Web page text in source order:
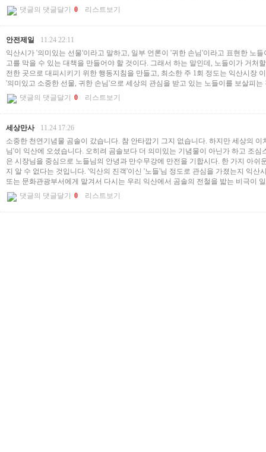
댓글의 댓글달기
0 리스트보기
안전제일
11.24 22:11
익산시가 '의미있는 선물'이라고 말하고, 일부 언론이 '귀한 손님'이라고 표현한 노
고를 막을 수 있는 대책을 만들어야 할 것이다. 그래서 하는 말인데, 노들이가 거
전한 곳으로 대피시키기 위한 행동지침을 만들고, 최소한 주 1회 정도는 익산시장
'의미있고 소중한 선물, 귀한 손님'으로 세상의 관심을 받고 있는 노들이를 보살피
댓글의 댓글달기
0 리스트보기
세상만사
11.24 17:26
소중한 천연기념물 곰솔이 갔습니다. 참 안타깝기 그지 없습니다. 하지만 세상의
님'이 익산에 오셨습니다. 오히려 곰솔보다 더 의미있는 기념물이 아닌가 하고 조
은 시장님을 중심으로 노들님의 안녕과 만수무강에 만전을 기합시다. 한 가지 아
지 알 수 없다는 것입니다. '익산의 진객'이신 '노들'님 정도로 관심을 가졌는지 익
또는 문화관광부서에게 맡겨서 다시는 우리 익산에서 곰솔의 전철을 밟는 비극이
댓글의 댓글달기
0 리스트보기